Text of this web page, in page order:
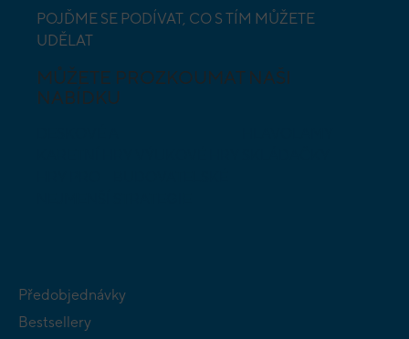
POJĎME SE PODÍVAT, CO S TÍM MŮŽETE
UDĚLAT
MŮŽETE PROZKOUMAT NAŠI
NABÍDKU
Předobjednávky
Bestsellery